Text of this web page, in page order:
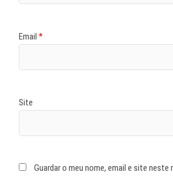
Email *
Site
Guardar o meu nome, email e site neste